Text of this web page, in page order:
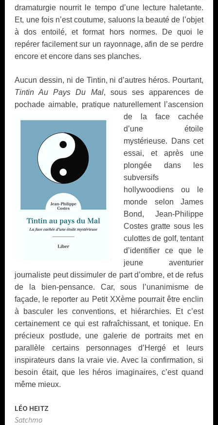
dramaturgie nourrit le tempo d’une lecture haletante.
Et, une fois n’est coutume, saluons la beauté de l’objet
à dos entoilé, et format hors normes. De quoi le
repérer facilement sur un rayonnage, afin de se perdre
encore et encore dans ses planches.
Aucun dessin, ni de Tintin, ni d’autres héros. Pourtant,
Tintin Au Pays Du Mal, sous ses apparences de
pochade aimable, pratique naturellement l’ascension
de la face cachée
d’une étoile
mystérieuse. Dans cet
essai, et après une
plongée dans les
subversifs
hollywoodiens ou le
monde selon James
Bond, Jean-Philippe
Costes gratte sous les
culottes de golf, tentant
d’identifier ce que le
jeune aventurier
journaliste peut dissimuler de part d’ombre, et de refus
de la bien-pensance. Car, sous l’unanimisme de
façade, le reporter au Petit XXème pourrait être enclin
à basculer les conventions, et hiérarchies. Et c’est
certainement ce qui est rafraîchissant, et tonique. En
précieux postlude, une galerie de portraits met en
parallèle certains personnages d’Hergé et leurs
inspirateurs dans la vraie vie. Avec la confirmation, si
besoin était, que les héros imaginaires, c’est quand
même mieux.
LÉO HEITZ
Satchmo